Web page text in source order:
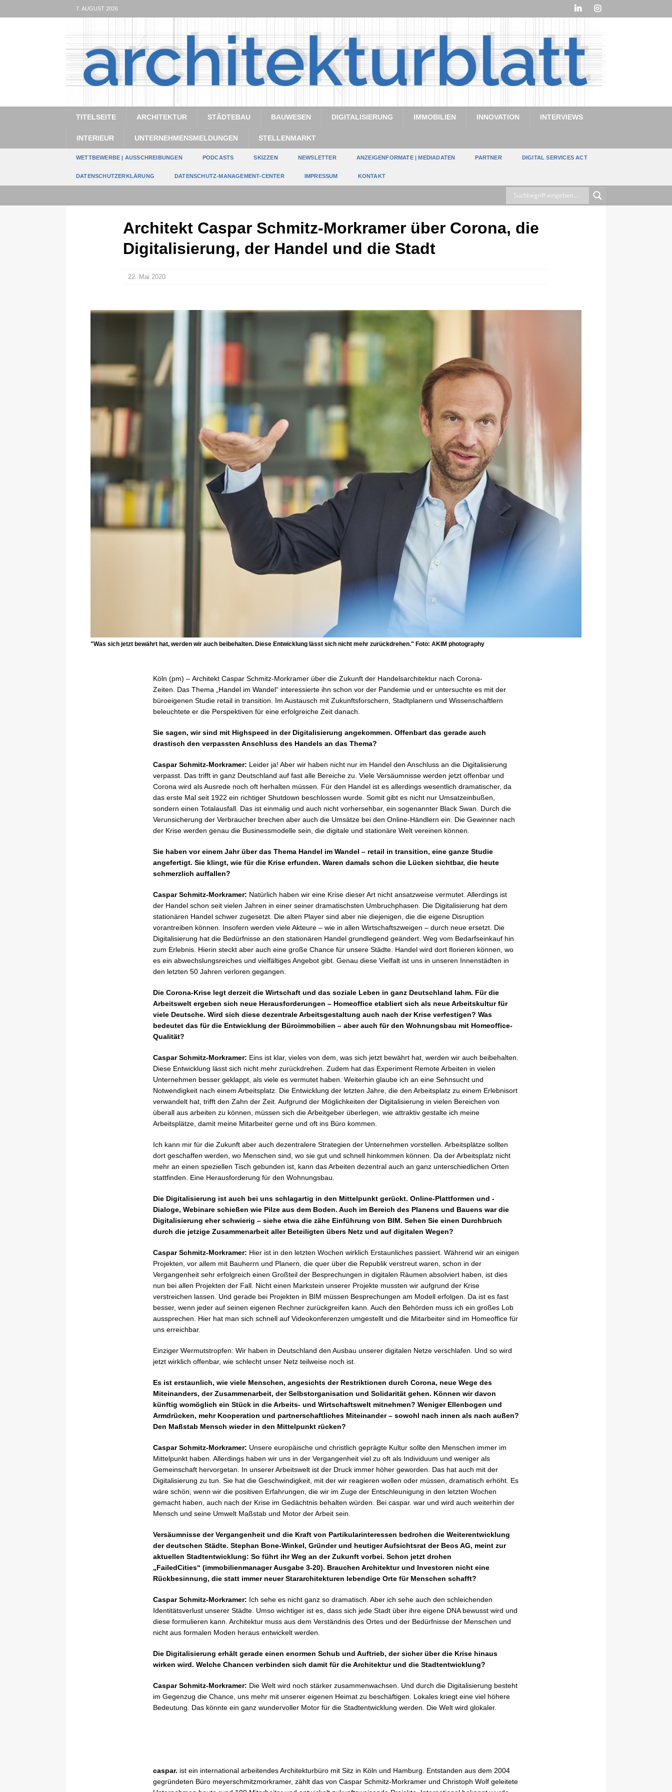
7. AUGUST 2026
TITELSEITE ARCHITEKTUR STÄDTEBAU BAUWESEN DIGITALISIERUNG IMMOBILIEN INNOVATION INTERVIEWS
INTERIEUR UNTERNEHMENSMELDUNGEN STELLENMARKT
WETTBEWERBE | AUSSCHREIBUNGEN PODCASTS SKIZZEN NEWSLETTER ANZEIGENFORMATE | MEDIADATEN PARTNER DIGITAL SERVICES ACT
DATENSCHUTZERKLÄRUNG DATENSCHUTZ-MANAGEMENT-CENTER IMPRESSUM KONTAKT
Architekt Caspar Schmitz-Morkramer über Corona, die
Digitalisierung, der Handel und die Stadt
22. Mai 2020
"Was sich jetzt bewährt hat, werden wir auch beibehalten. Diese Entwicklung lässt sich nicht mehr zurückdrehen." Foto: AKIM photography
Köln (pm) – Architekt Caspar Schmitz-Morkramer über die Zukunft der Handelsarchitektur nach Corona-
Zeiten. Das Thema „Handel im Wandel“ interessierte ihn schon vor der Pandemie und er untersuchte es mit der
büroeigenen Studie retail in transition. Im Austausch mit Zukunftsforschern, Stadtplanern und Wissenschaftlern
beleuchtete er die Perspektiven für eine erfolgreiche Zeit danach.
Sie sagen, wir sind mit Highspeed in der Digitalisierung angekommen. Offenbart das gerade auch
drastisch den verpassten Anschluss des Handels an das Thema?
Caspar Schmitz-Morkramer: Leider ja! Aber wir haben nicht nur im Handel den Anschluss an die Digitalisierung
verpasst. Das trifft in ganz Deutschland auf fast alle Bereiche zu. Viele Versäumnisse werden jetzt offenbar und
Corona wird als Ausrede noch oft herhalten müssen. Für den Handel ist es allerdings wesentlich dramatischer, da
das erste Mal seit 1922 ein richtiger Shutdown beschlossen wurde. Somit gibt es nicht nur Umsatzeinbußen,
sondern einen Totalausfall. Das ist einmalig und auch nicht vorhersehbar, ein sogenannter Black Swan. Durch die
Verunsicherung der Verbraucher brechen aber auch die Umsätze bei den Online-Händlern ein. Die Gewinner nach
der Krise werden genau die Businessmodelle sein, die digitale und stationäre Welt vereinen können.
Sie haben vor einem Jahr über das Thema Handel im Wandel – retail in transition, eine ganze Studie
angefertigt. Sie klingt, wie für die Krise erfunden. Waren damals schon die Lücken sichtbar, die heute
schmerzlich auffallen?
Caspar Schmitz-Morkramer: Natürlich haben wir eine Krise dieser Art nicht ansatzweise vermutet. Allerdings ist
der Handel schon seit vielen Jahren in einer seiner dramatischsten Umbruchphasen. Die Digitalisierung hat dem
stationären Handel schwer zugesetzt. Die alten Player sind aber nie diejenigen, die die eigene Disruption
vorantreiben können. Insofern werden viele Akteure – wie in allen Wirtschaftszweigen – durch neue ersetzt. Die
Digitalisierung hat die Bedürfnisse an den stationären Handel grundlegend geändert. Weg vom Bedarfseinkauf hin
zum Erlebnis. Hierin steckt aber auch eine große Chance für unsere Städte. Handel wird dort florieren können, wo
es ein abwechslungsreiches und vielfältiges Angebot gibt. Genau diese Vielfalt ist uns in unseren Innenstädten in
den letzten 50 Jahren verloren gegangen.
Die Corona-Krise legt derzeit die Wirtschaft und das soziale Leben in ganz Deutschland lahm. Für die
Arbeitswelt ergeben sich neue Herausforderungen – Homeoffice etabliert sich als neue Arbeitskultur für
viele Deutsche. Wird sich diese dezentrale Arbeitsgestaltung auch nach der Krise verfestigen? Was
bedeutet das für die Entwicklung der Büroimmobilien – aber auch für den Wohnungsbau mit Homeoffice-
Qualität?
Caspar Schmitz-Morkramer: Eins ist klar, vieles von dem, was sich jetzt bewährt hat, werden wir auch beibehalten.
Diese Entwicklung lässt sich nicht mehr zurückdrehen. Zudem hat das Experiment Remote Arbeiten in vielen
Unternehmen besser geklappt, als viele es vermutet haben. Weiterhin glaube ich an eine Sehnsucht und
Notwendigkeit nach einem Arbeitsplatz. Die Entwicklung der letzten Jahre, die den Arbeitsplatz zu einem Erlebnisort
verwandelt hat, trifft den Zahn der Zeit. Aufgrund der Möglichkeiten der Digitalisierung in vielen Bereichen von
überall aus arbeiten zu können, müssen sich die Arbeitgeber überlegen, wie attraktiv gestalte ich meine
Arbeitsplätze, damit meine Mitarbeiter gerne und oft ins Büro kommen.
Ich kann mir für die Zukunft aber auch dezentralere Strategien der Unternehmen vorstellen. Arbeitsplätze sollten
dort geschaffen werden, wo Menschen sind, wo sie gut und schnell hinkommen können. Da der Arbeitsplatz nicht
mehr an einen speziellen Tisch gebunden ist, kann das Arbeiten dezentral auch an ganz unterschiedlichen Orten
stattfinden. Eine Herausforderung für den Wohnungsbau.
Die Digitalisierung ist auch bei uns schlagartig in den Mittelpunkt gerückt. Online-Plattformen und -
Dialoge, Webinare schießen wie Pilze aus dem Boden. Auch im Bereich des Planens und Bauens war die
Digitalisierung eher schwierig – siehe etwa die zähe Einführung von BIM. Sehen Sie einen Durchbruch
durch die jetzige Zusammenarbeit aller Beteiligten übers Netz und auf digitalen Wegen?
Caspar Schmitz-Morkramer: Hier ist in den letzten Wochen wirklich Erstaunliches passiert. Während wir an einigen
Projekten, vor allem mit Bauherrn und Planern, die quer über die Republik verstreut waren, schon in der
Vergangenheit sehr erfolgreich einen Großteil der Besprechungen in digitalen Räumen absolviert haben, ist dies
nun bei allen Projekten der Fall. Nicht einen Markstein unserer Projekte mussten wir aufgrund der Krise
verstreichen lassen. Und gerade bei Projekten in BIM müssen Besprechungen am Modell erfolgen. Da ist es fast
besser, wenn jeder auf seinen eigenen Rechner zurückgreifen kann. Auch den Behörden muss ich ein großes Lob
aussprechen. Hier hat man sich schnell auf Videokonferenzen umgestellt und die Mitarbeiter sind im Homeoffice für
uns erreichbar.
Einziger Wermutstropfen: Wir haben in Deutschland den Ausbau unserer digitalen Netze verschlafen. Und so wird
jetzt wirklich offenbar, wie schlecht unser Netz teilweise noch ist.
Es ist erstaunlich, wie viele Menschen, angesichts der Restriktionen durch Corona, neue Wege des
Miteinanders, der Zusammenarbeit, der Selbstorganisation und Solidarität gehen. Können wir davon
künftig womöglich ein Stück in die Arbeits- und Wirtschaftswelt mitnehmen? Weniger Ellenbogen und
Armdrücken, mehr Kooperation und partnerschaftliches Miteinander – sowohl nach innen als nach außen?
Den Maßstab Mensch wieder in den Mittelpunkt rücken?
Caspar Schmitz-Morkramer: Unsere europäische und christlich geprägte Kultur sollte den Menschen immer im
Mittelpunkt haben. Allerdings haben wir uns in der Vergangenheit viel zu oft als Individuum und weniger als
Gemeinschaft hervorgetan. In unserer Arbeitswelt ist der Druck immer höher geworden. Das hat auch mit der
Digitalisierung zu tun. Sie hat die Geschwindigkeit, mit der wir reagieren wollen oder müssen, dramatisch erhöht. Es
wäre schön, wenn wir die positiven Erfahrungen, die wir im Zuge der Entschleunigung in den letzten Wochen
gemacht haben, auch nach der Krise im Gedächtnis behalten würden. Bei caspar. war und wird auch weiterhin der
Mensch und seine Umwelt Maßstab und Motor der Arbeit sein.
Versäumnisse der Vergangenheit und die Kraft von Partikularinteressen bedrohen die Weiterentwicklung
der deutschen Städte. Stephan Bone-Winkel, Gründer und heutiger Aufsichtsrat der Beos AG, meint zur
aktuellen Stadtentwicklung: So führt ihr Weg an der Zukunft vorbei. Schon jetzt drohen
„FailedCities“ (immobilienmanager Ausgabe 3-20). Brauchen Architektur und Investoren nicht eine
Rückbesinnung, die statt immer neuer Stararchitekturen lebendige Orte für Menschen schafft?
Caspar Schmitz-Morkramer: Ich sehe es nicht ganz so dramatisch. Aber ich sehe auch den schleichenden
Identitätsverlust unserer Städte. Umso wichtiger ist es, dass sich jede Stadt über ihre eigene DNA bewusst wird und
diese formulieren kann. Architektur muss aus dem Verständnis des Ortes und der Bedürfnisse der Menschen und
nicht aus formalen Moden heraus entwickelt werden.
Die Digitalisierung erhält gerade einen enormen Schub und Auftrieb, der sicher über die Krise hinaus
wirken wird. Welche Chancen verbinden sich damit für die Architektur und die Stadtentwicklung?
Caspar Schmitz-Morkramer: Die Welt wird noch stärker zusammenwachsen. Und durch die Digitalisierung besteht
im Gegenzug die Chance, uns mehr mit unserer eigenen Heimat zu beschäftigen. Lokales kriegt eine viel höhere
Bedeutung. Das könnte ein ganz wundervoller Motor für die Stadtentwicklung werden. Die Welt wird glokaler.
caspar. ist ein international arbeitendes Architekturbüro mit Sitz in Köln und Hamburg. Entstanden aus dem 2004
gegründeten Büro meyerschmitzmorkramer, zählt das von Caspar Schmitz-Morkramer und Christoph Wolf geleitete